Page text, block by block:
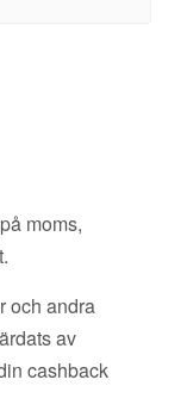
moms,
och andra
av
cashback